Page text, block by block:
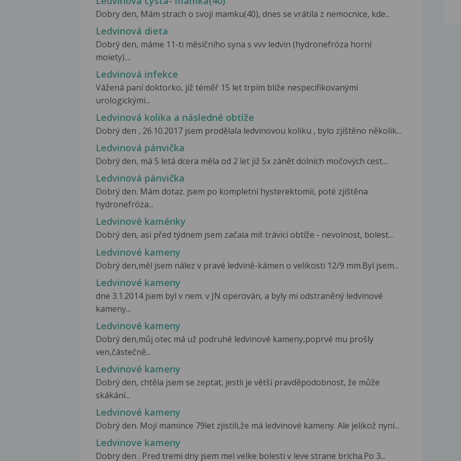
Dobry den, Mám strach o svoji mamku(40), dnes se vrátila z nemocnice, kde...
Ledvinová dieta
Dobrý den, máme 11-ti měsíčního syna s vvv ledvin (hydronefróza horní
moiety)....
Ledvinová infekce
Vážená paní doktorko, již téměř 15 let trpím blíže nespecifikovanými
urologickými...
Ledvinová kolika a následné obtíže
Dobrý den , 26.10.2017 jsem prodělala ledvinovou koliku , bylo zjištěno několik...
Ledvinová pánvička
Dobrý den, má 5 letá dcera měla od 2 let již 5x zánět dolních močových cest....
Ledvinová pánvička
Dobrý den. Mám dotaz. jsem po kompletní hysterektomii, poté zjištěna
hydronefróza...
Ledvinové kaménky
Dobrý den, asi před týdnem jsem začala mít trávicí obtíže - nevolnost, bolest...
Ledvinové kameny
Dobrý den,měl jsem nález v pravé ledvině-kámen o velikosti 12/9 mm.Byl jsem...
Ledvinové kameny
dne 3.1.2014 jsem byl v nem. v JN operován, a byly mi odstraněný ledvinové
kameny...
Ledvinové kameny
Dobrý den,můj otec má už podruhé ledvinové kameny,poprvé mu prošly
ven,částečně...
Ledvinové kameny
Dobrý den, chtěla jsem se zeptat, jestli je větší pravděpodobnost, že může
skákání...
Ledvinové kameny
Dobrý den. Mojí mamince 79let zjistili,že má ledvinové kameny. Ale jelikož nyní...
Ledvinove kameny
Dobry den . Pred tremi dny jsem mel velke bolesti v leve strane bricha.Po 3...